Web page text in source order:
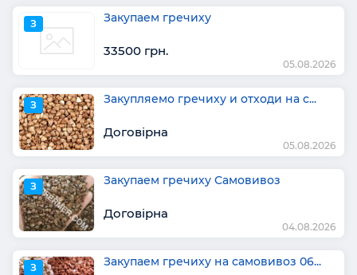
З Закупаем гречиху
33500 грн.
05.08.2026
З Закупляемо гречиху и отходи на с...
Договірна
05.08.2026
З Закупаем гречиху Самовивоз
Договірна
04.08.2026
З Закупаем гречиху на самовивоз 06...